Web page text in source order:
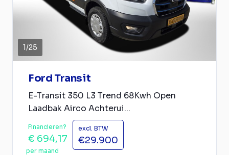
1/25
Ford Transit
E-Transit 350 L3 Trend 68Kwh Open
Laadbak Airco Achterui...
Financieren?
€ 694,17
per maand
excl. BTW
€29.900